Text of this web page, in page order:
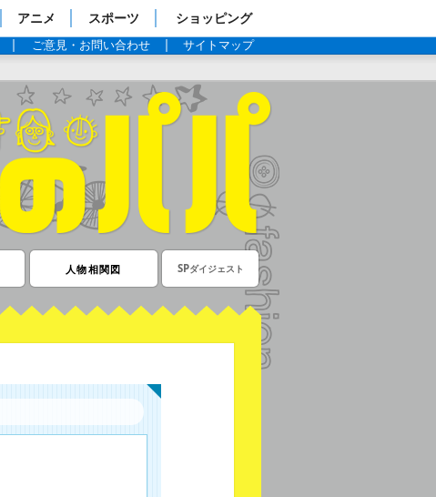
アニメ スポーツ ショッピング
ご意見・お問い合わせ サイトマップ
人物相関図 SPダイジェスト